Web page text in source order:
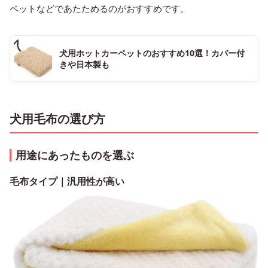
ペットなどであたためるのがおすすめです。
犬用ホットカーペットのおすすめ10選！カバー付
きや日本製も
犬用毛布の選び方
用途にあったものを選ぶ
毛布タイプ｜汎用性が高い